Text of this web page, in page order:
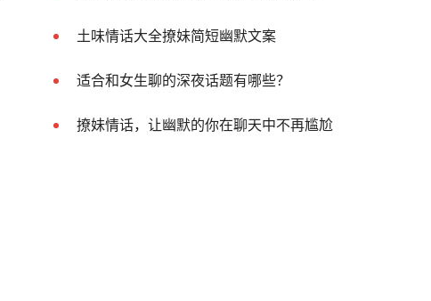
土味情话大全撩妹简短幽默文案
适合和女生聊的深夜话题有哪些？
撩妹情话，让幽默的你在聊天中不再尴尬